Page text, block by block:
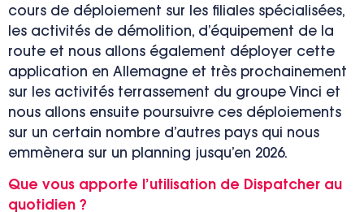
cours de déploiement sur les filiales spécialisées,
les activités de démolition, d’équipement de la
route et nous allons également déployer cette
application en Allemagne et très prochainement
sur les activités terrassement du groupe Vinci et
nous allons ensuite poursuivre ces déploiements
sur un certain nombre d’autres pays qui nous
emmènera sur un planning jusqu’en 2026.
Que vous apporte l’utilisation de Dispatcher au
quotidien ?